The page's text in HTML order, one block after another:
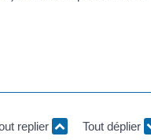
replier Tout déplier